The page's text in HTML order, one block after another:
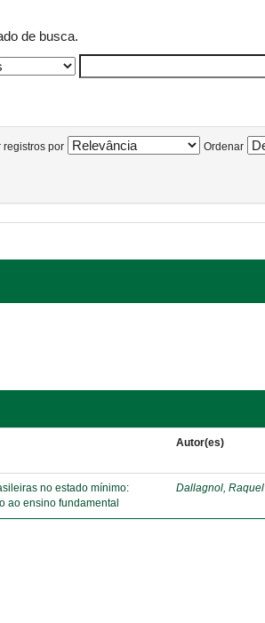
de busca.
registros por Ordenar
Autor(es)
no estado mínimo:
ao ensino fundamental
Dallagnol, Raquel